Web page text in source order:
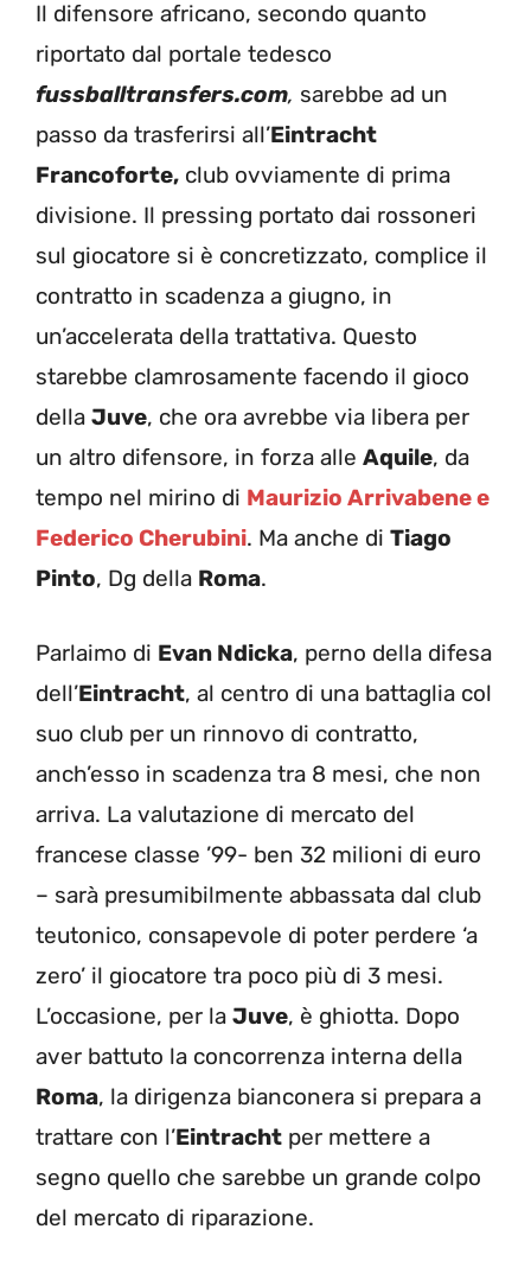
Il difensore africano, secondo quanto
riportato dal portale tedesco
fussballtransfers.com, sarebbe ad un
passo da trasferirsi all’Eintracht
Francoforte, club ovviamente di prima
divisione. Il pressing portato dai rossoneri
sul giocatore si è concretizzato, complice il
contratto in scadenza a giugno, in
un’accelerata della trattativa. Questo
starebbe clamrosamente facendo il gioco
della Juve, che ora avrebbe via libera per
un altro difensore, in forza alle Aquile, da
tempo nel mirino di Maurizio Arrivabene e
Federico Cherubini. Ma anche di Tiago
Pinto, Dg della Roma.
Parlaimo di Evan Ndicka, perno della difesa
dell’Eintracht, al centro di una battaglia col
suo club per un rinnovo di contratto,
anch’esso in scadenza tra 8 mesi, che non
arriva. La valutazione di mercato del
francese classe ’99- ben 32 milioni di euro
– sarà presumibilmente abbassata dal club
teutonico, consapevole di poter perdere ‘a
zero’ il giocatore tra poco più di 3 mesi.
L’occasione, per la Juve, è ghiotta. Dopo
aver battuto la concorrenza interna della
Roma, la dirigenza bianconera si prepara a
trattare con l’Eintracht per mettere a
segno quello che sarebbe un grande colpo
del mercato di riparazione.